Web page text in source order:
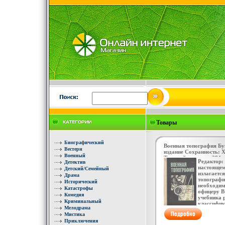
Биографический
Вестерн
Военный
Детектив
Детский/Семейный
Драма
Исторический
Катастрофы
Комедия
Криминальный
Мелодрама
Мистика
Приключения
Товары
Военная топография
издание Сохранность:
Твердый переплет, 384
экз Формат: 60x90/16
8872t.
офицеру В
учебника